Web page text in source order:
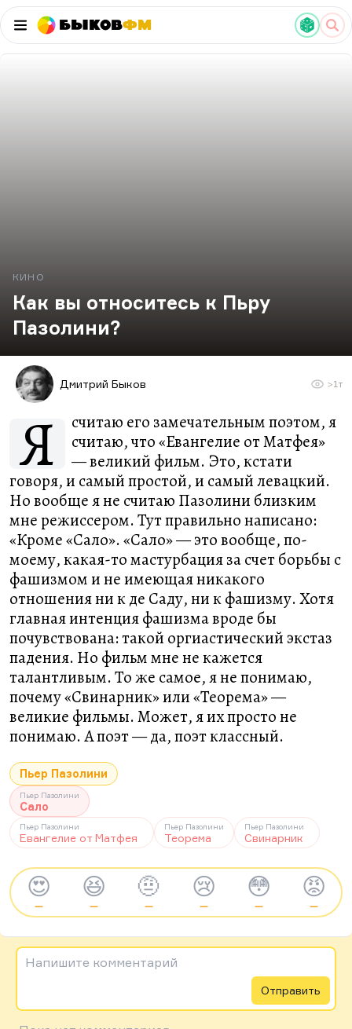
БыковФМ
КИНО
Как вы относитесь к Пьру
Пазолини?
Дмитрий Быков >1т
Я
считаю его замечательным поэтом, я
считаю, что «Евангелие от Матфея»
— великий фильм. Это, кстати
говоря, и самый простой, и самый левацкий.
Но вообще я не считаю Пазолини близким
мне режиссером. Тут правильно написано:
«Кроме «Сало». «Сало» — это вообще, по-
моему, какая-то мастурбация за счет борьбы с
фашизмом и не имеющая никакого
отношения ни к де Саду, ни к фашизму. Хотя
главная интенция фашизма вроде бы
почувствована: такой оргиастический экстаз
падения. Но фильм мне не кажется
талантливым. То же самое, я не понимаю,
почему «Свинарник» или «Теорема» —
великие фильмы. Может, я их просто не
понимаю. А поэт — да, поэт классный.
Пьер Пазолини
Пьер Пазолини
Сало
Пьер Пазолини
Евангелие от Матфея
Пьер Пазолини
Теорема
Пьер Пазолини
Свинарник
😍
—
😆
—
🤨
—
😢
—
😳
—
😡
—
Напишите комментарий
Отправить